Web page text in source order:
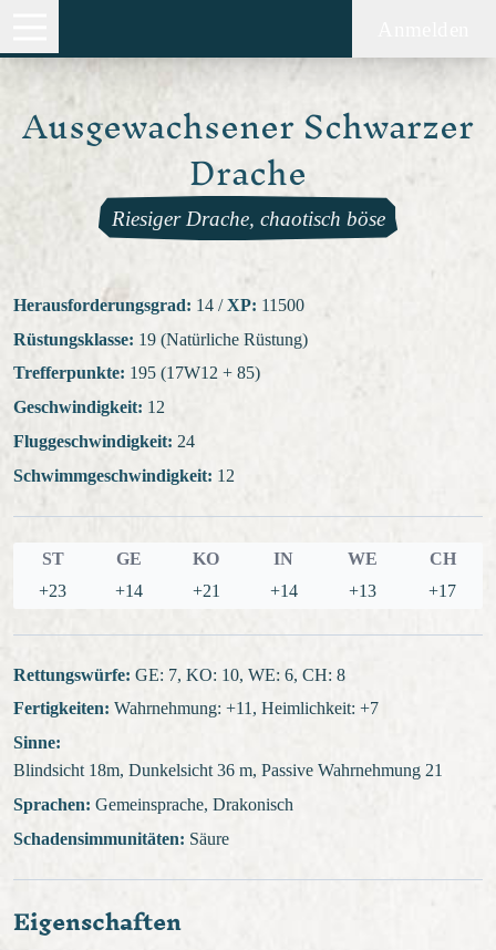
Ausgewachsener Schwarzer
Drache
Riesiger Drache, chaotisch böse
Herausforderungsgrad: 14 / XP: 11500
Rüstungsklasse: 19 (Natürliche Rüstung)
Trefferpunkte: 195 (17W12 + 85)
Geschwindigkeit: 12
Fluggeschwindigkeit: 24
Schwimmgeschwindigkeit: 12
ST GE KO IN WE
CH
+23
+14 +21 +14 +13 +17
Rettungswürfe: GE: 7, KO: 10, WE: 6, CH: 8
Fertigkeiten: Wahrnehmung: +11, Heimlichkeit: +7
Sinne:
Blindsicht 18m, Dunkelsicht 36 m, Passive Wahrnehmung 21
Sprachen: Gemeinsprache, Drakonisch
Schadensimmunitäten: Säure
Eigenschaften